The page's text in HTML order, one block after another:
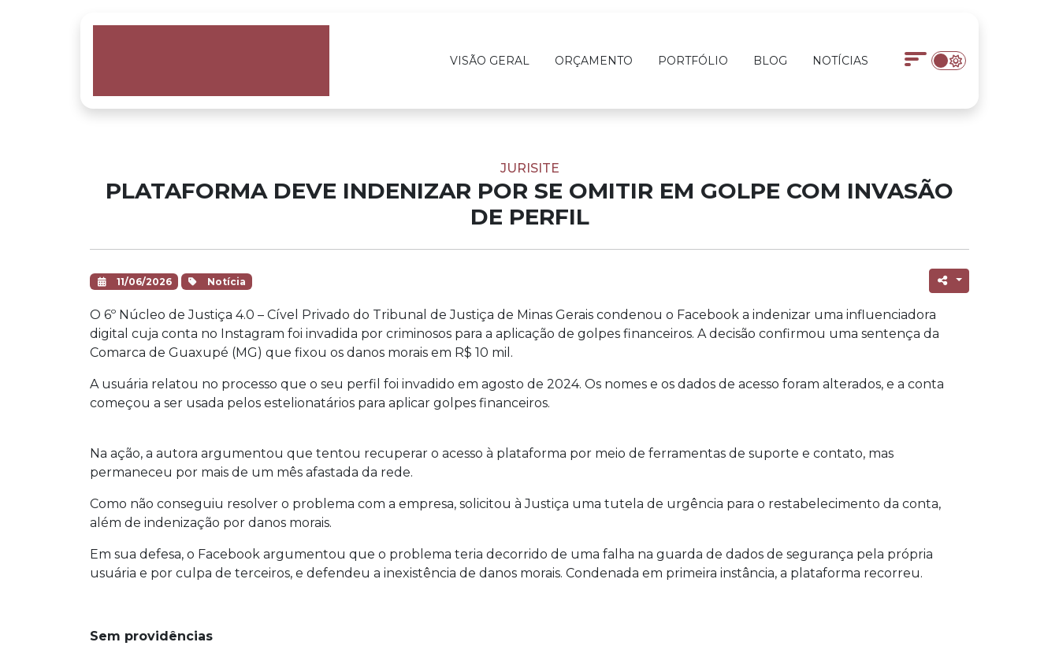
VISÃO GERAL ORÇAMENTO PORTFÓLIO BLOG NOTÍCIAS
JURISITE
PLATAFORMA DEVE INDENIZAR POR SE OMITIR EM GOLPE COM INVASÃO
DE PERFIL
11/06/2026 Notícia
O 6º Núcleo de Justiça 4.0 – Cível Privado do Tribunal de Justiça de Minas Gerais condenou o Facebook a indenizar uma influenciadora
digital cuja conta no Instagram foi invadida por criminosos para a aplicação de golpes financeiros. A decisão confirmou uma sentença da
Comarca de Guaxupé (MG) que fixou os danos morais em R$ 10 mil.
A usuária relatou no processo que o seu perfil foi invadido em agosto de 2024. Os nomes e os dados de acesso foram alterados, e a conta
começou a ser usada pelos estelionatários para aplicar golpes financeiros.
Na ação, a autora argumentou que tentou recuperar o acesso à plataforma por meio de ferramentas de suporte e contato, mas
permaneceu por mais de um mês afastada da rede.
Como não conseguiu resolver o problema com a empresa, solicitou à Justiça uma tutela de urgência para o restabelecimento da conta,
além de indenização por danos morais.
Em sua defesa, o Facebook argumentou que o problema teria decorrido de uma falha na guarda de dados de segurança pela própria
usuária e por culpa de terceiros, e defendeu a inexistência de danos morais. Condenada em primeira instância, a plataforma recorreu.
Sem providências